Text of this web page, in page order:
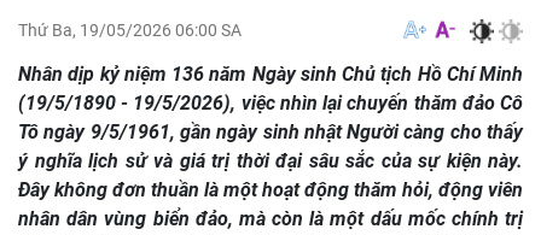
Thứ Ba, 19/05/2026 06:00 SA
Nhân dịp kỷ niệm 136 năm Ngày sinh Chủ tịch Hồ Chí Minh
(19/5/1890 - 19/5/2026), việc nhìn lại chuyến thăm đảo Cô
Tô ngày 9/5/1961, gần ngày sinh nhật Người càng cho thấy
ý nghĩa lịch sử và giá trị thời đại sâu sắc của sự kiện này.
Đây không đơn thuần là một hoạt động thăm hỏi, động viên
nhân dân vùng biển đảo, mà còn là một dấu mốc chính trị